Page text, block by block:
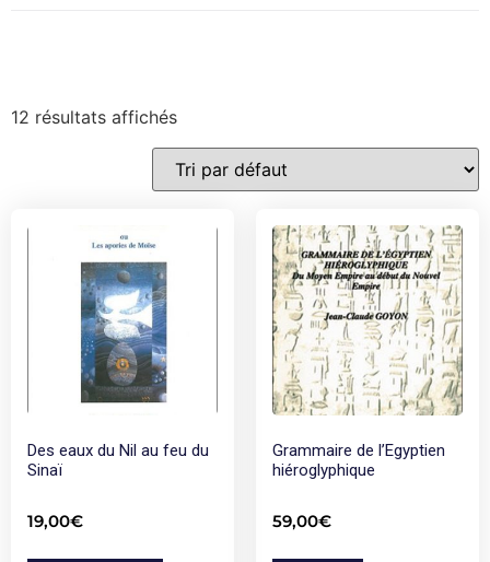
12 résultats affichés
Des eaux du Nil au feu du
Sinaï
19,00€
Grammaire de l’Egyptien
hiéroglyphique
59,00€